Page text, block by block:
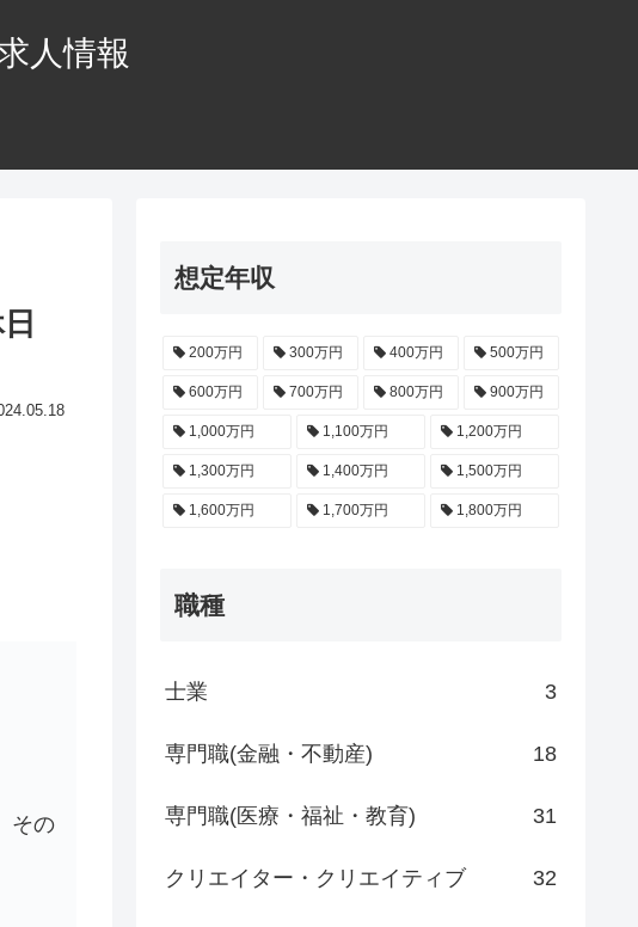
人情報
その
想定年収
200万円 300万円 400万円 500万円
600万円 700万円 800万円 900万円
1,000万円 1,100万円 1,200万円
1,300万円 1,400万円 1,500万円
1,600万円 1,700万円 1,800万円
職種
士業 3
専門職(金融・不動産) 18
専門職(医療・福祉・教育) 31
クリエイター・クリエイティブ 32